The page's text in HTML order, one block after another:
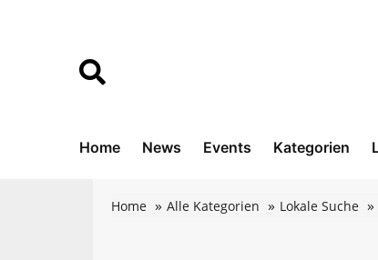
Home News Events Kategorien
Home Alle Kategorien Lokale Suche